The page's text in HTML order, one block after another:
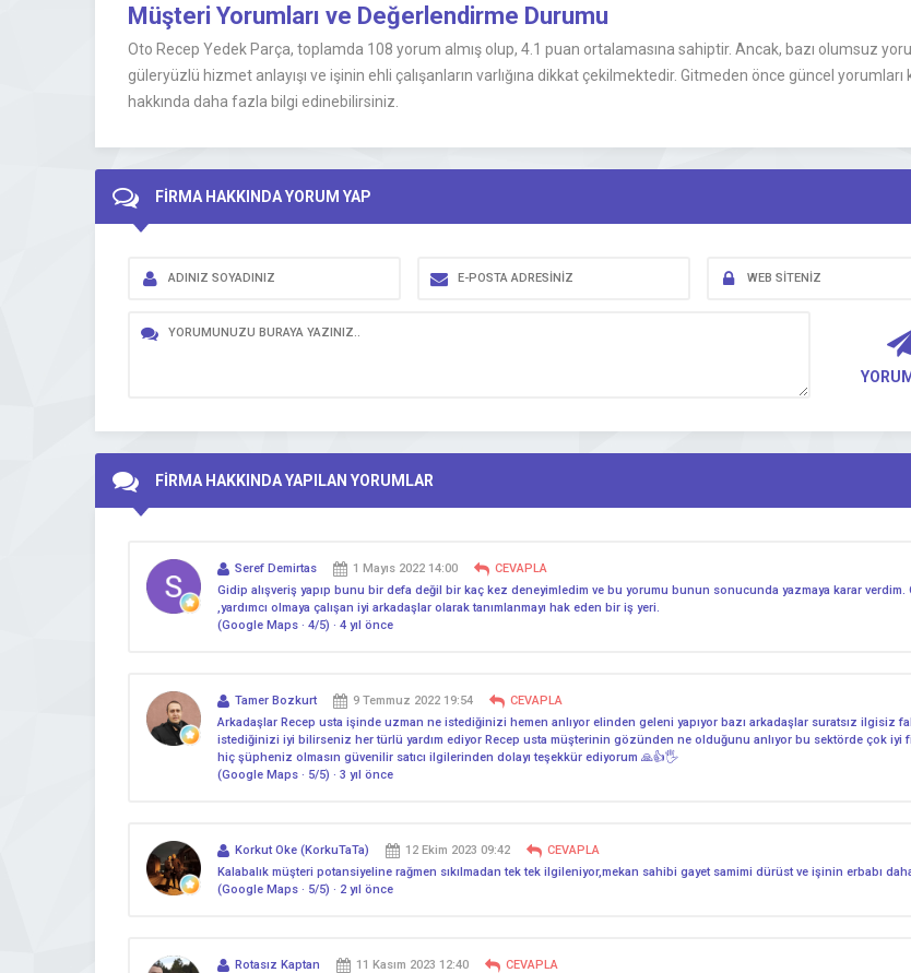
Müşteri Yorumları ve Değerlendirme Durumu
Oto Recep Yedek Parça, toplamda 108 yorum almış olup, 4.1 puan ortalamasına sahiptir. Ancak, bazı olumsuz
güleryüzlü hizmet anlayışı ve işinin ehli çalışanların varlığına dikkat çekilmektedir. Gitmeden önce güncel
hakkında daha fazla bilgi edinebilirsiniz.
FİRMA HAKKINDA YORUM YAP
FİRMA HAKKINDA YAPILAN YORUMLAR
Seref Demirtas 1 Mayıs 2022 14:00
CEVAPLA
Gidip alışveriş yapıp bunu bir defa değil bir kaç kez deneyimledim ve bu yorumu bunun sonucunda yazmaya karar
,yardımcı olmaya çalışan iyi arkadaşlar olarak tanımlanmayı hak eden bir iş yeri.
(Google Maps · 4/5) · 4 yıl önce
Tamer Bozkurt 9 Temmuz 2022 19:54
CEVAPLA
Arkadaşlar Recep usta işinde uzman ne istediğinizi hemen anlıyor elinden geleni yapıyor bazı arkadaşlar suratsız ilgisiz
istediğinizi iyi bilirseniz her türlü yardım ediyor Recep usta müşterinin gözünden ne olduğunu anlıyor bu sektörde çok iyi
hiç şüpheniz olmasın güvenilir satıcı ilgilerinden dolayı teşekkür ediyorum 🙏👍🖐️
(Google Maps · 5/5) · 3 yıl önce
Korkut Oke (KorkuTaTa) 12 Ekim 2023 09:42
CEVAPLA
Kalabalık müşteri potansiyeline rağmen sıkılmadan tek tek ilgileniyor,mekan sahibi gayet samimi dürüst ve işinin erbabı
(Google Maps · 5/5) · 2 yıl önce
Rotasız Kaptan 11 Kasım 2023 12:40
CEVAPLA